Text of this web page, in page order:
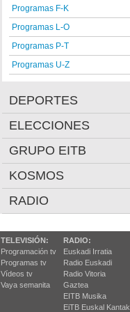
Programas F-K
Programas L-O
Programas P-T
Programas U-Z
DEPORTES
ELECCIONES
GRUPO EITB
KOSMOS
RADIO
TELEVISIÓN:
Programación tv
Programas tv
Vídeos tv
Vaya semanita
RADIO:
Euskadi Irratia
Radio Euskadi
Radio Vitoria
Gaztea
EITB Musika
EiTB Euskal Kantak